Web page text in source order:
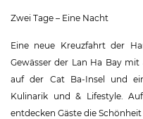
Zwei Tage – Eine Nacht
Eine neue Kreuzfahrt der
Gewässer der Lan Ha Bay
auf der Cat Ba-Insel und
Kulinarik und & Lifestyle.
entdecken Gäste die Schönheit